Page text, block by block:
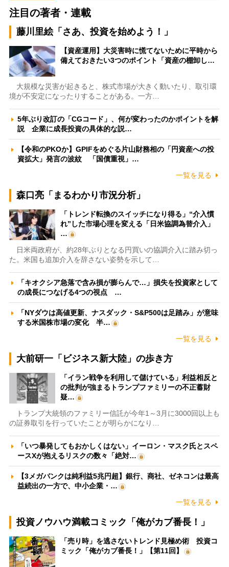
注目の著者・連載
藤川里絵「さあ、投資を始めよう！」
【資産運用】大災害時に慌てないために平時から
備えておきたい3つのポイント「資産の棚卸し…
大規模な災害が起きると、株式市場が大きく動いたり、取引環
境が不安定になったりすることがある。一方…
5年ぶり改訂の「CGコード」、何が変わったのかポイントを解
説 企業に成長投資の具体的な説…
【令和のPKOか】GPIFをめぐる片山財務相の「円資産への投
資拡大」発言の波紋 「国債重視」…
一覧を見る
森口亮「まるわかり市況分析」
「トレンド転換のスイッチになり得る」“介入慣
れ”した市場心理を変える「日米協調為替介入」
…
日米両政府が、約28年ぶりとなる円買いの協調介入に踏み切っ
た。米国も追加介入を辞さない姿勢を示して…
「キオクシア急落で含み損が膨らんで…」損失を投資家として
の成長につなげる4つの視点 …
「NYダウは高値更新、ナスダック・S&P500は足踏み」が意味
する米国株市場の変化 半…
一覧を見る
大前研一「ビジネス新大陸」の歩き方
「イラン戦争を利用して儲けている」利益相反と
の批判が強まるトランプファミリーの不正蓄財
疑…
トランプ大統領のファミリー信託が今年1～3月に3000回以上も
の証券取引を行っていたことが明らかになり…
「いつ暴発してもおかしくはない」イーロン・マスク氏とスペ
ースXが抱えるリスクの数々「絶対…
【3メガバンクは純利益5兆円超】銀行、商社、ゼネコンは最高
益続出の一方で、中小企業・…
一覧を見る
投資ノウハウ満載コミック「俺がカブ番長！」
「売り時」を逃さないトレンド見極め術 投資コ
ミック「俺がカブ番長！」【第11回】